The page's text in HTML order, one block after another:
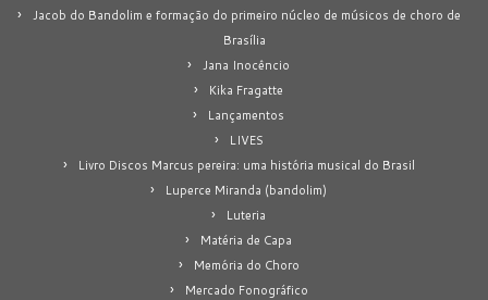
Jacob do Bandolim e formação do primeiro núcleo de músicos de choro de
Brasília
Jana Inocêncio
Kika Fragatte
Lançamentos
LIVES
Livro Discos Marcus pereira: uma história musical do Brasil
Luperce Miranda (bandolim)
Luteria
Matéria de Capa
Memória do Choro
Mercado Fonográfico